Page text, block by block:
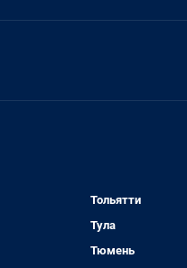
Тольятти
Тула
Тюмень